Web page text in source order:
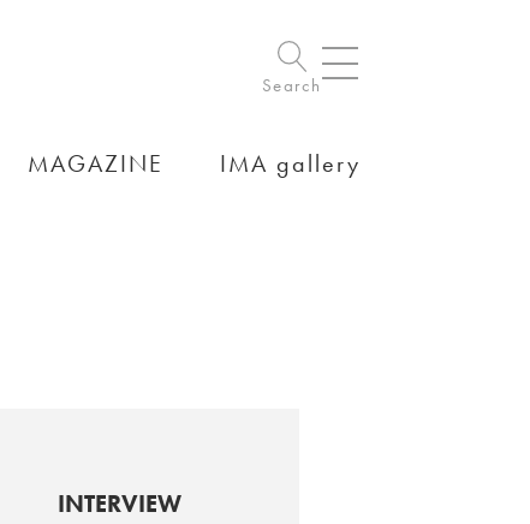
Search
MAGAZINE IMA gallery
INTERVIEW